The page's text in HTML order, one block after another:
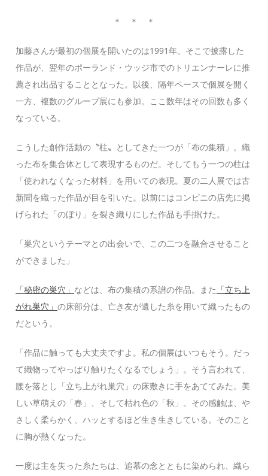
＊ ＊ ＊
加藤さんが最初の個展を開いたのは1991年。そこで披露した
作品が、翌年のポーランド・ウッジ市でのトリエンナーレに推
薦され出品することとなった。以後、隔年ペースで個展を開く
一方、複数のグループ展にも参加。ここ数年はその回数も多く
なっている。
こうした創作活動の〝柱〟としてきた一つが「布の集積」。織
った布を集合体として表現するものだ。そしてもう一つの柱は
「使われなくなった材料」を用いての表現。夏の二人展では古
新聞を織った作品が目を引いた。以前にはコンビニの店先に掲
げられた「のぼり」を裂き織りにした作品も手掛けた。
「巣穴というテーマとの出会いで、この二つを融合させること
ができました」
「秘密の巣穴」 などは、布の集積の系譜の作品。また 「立ち上
がれ巣穴」の床部分は、亡き友が遺した糸を用いて織ったもの
だという。
「作品に触っても大丈夫ですよ。私の個展はいつもそう。だっ
て織物ってやっぱり触りたくなるでしょう」。そう言われて、
腰を落とし「立ち上がれ巣穴」の床敷きに手をあててみた。美
しい草萌えの「春」、そして枯れ色の「秋」。その感触は、や
さしく柔らかく、ハッとするほど生き生きしている。そのこと
に胸が熱くなった。
一度は主を失った糸たちは、追慕の念とともに染められ、織ら